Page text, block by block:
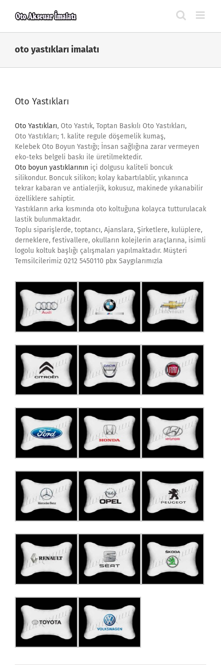
oto yastıkları imalatı
Oto Yastıkları
Oto Yastıkları, Oto Yastık, Toptan Baskılı Oto Yastıkları,
Oto Yastıkları; 1. kalite regule döşemelik kumaş,
Kelebek Oto Boyun Yastığı; İnsan sağlığına zarar vermeyen
eko-teks belgeli baskı ile üretilmektedir.
Oto boyun yastıklarının içi dolgusu kaliteli boncuk
silikondur. Boncuk silikon; kolay kabartılablir, yıkanınca
tekrar kabaran ve antialerjik, kokusuz, makinede yıkanabilir
özelliklere sahiptir.
Yastıkların arka kısmında oto koltuğuna kolayca tutturulacak
lastik bulunmaktadır.
Toplu siparişlerde, toptancı, Ajanslara, Şirketlere, kulüplere,
derneklere, festivallere, okulların kolejlerin araçlarına, isimli
logolu koltuk başlığı çalışmaları yapılmaktadır. Müşteri
Temsilcilerimiz 0212 5450110 pbx Saygılarımızla